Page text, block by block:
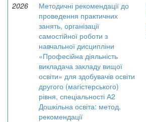
2026
Методичні рекомендації до
проведення практичних
занять, організації
самостійної роботи з
навчальної дисципліни
«Професійна діяльність
викладача закладу вищої
освіти» для здобувачів освіти
другого (магістерського)
рівня, спеціальності А2
Дошкільна освіта: метод.
рекомендації